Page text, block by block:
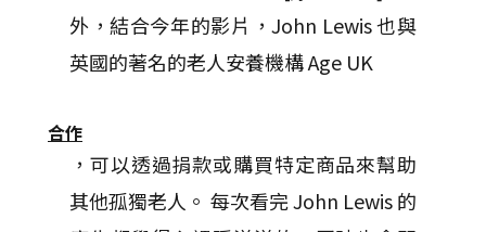
外，結合今年的影片，John Lewis 也與
英國的著名的老人安養機構 Age UK
合作
，可以透過捐款或購買特定商品來幫助
其他孤獨老人。 每次看完 John Lewis 的